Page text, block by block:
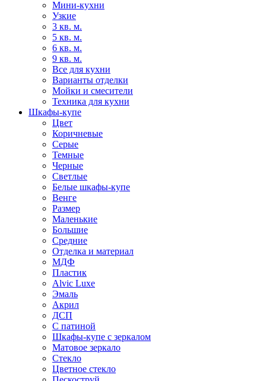
Мини-кухни
Узкие
3 кв. м.
5 кв. м.
6 кв. м.
9 кв. м.
Все для кухни
Варианты отделки
Мойки и смесители
Техника для кухни
Шкафы-купе
Цвет
Коричневые
Серые
Темные
Черные
Светлые
Белые шкафы-купе
Венге
Размер
Маленькие
Большие
Средние
Отделка и материал
МДФ
Пластик
Alvic Luxe
Эмаль
Акрил
ДСП
С патиной
Шкафы-купе с зеркалом
Матовое зеркало
Стекло
Цветное стекло